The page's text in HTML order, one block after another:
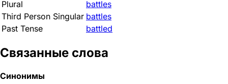
Plural
battles
Third Person Singular battles
Past Tense
battled
Связанные слова
Синонимы